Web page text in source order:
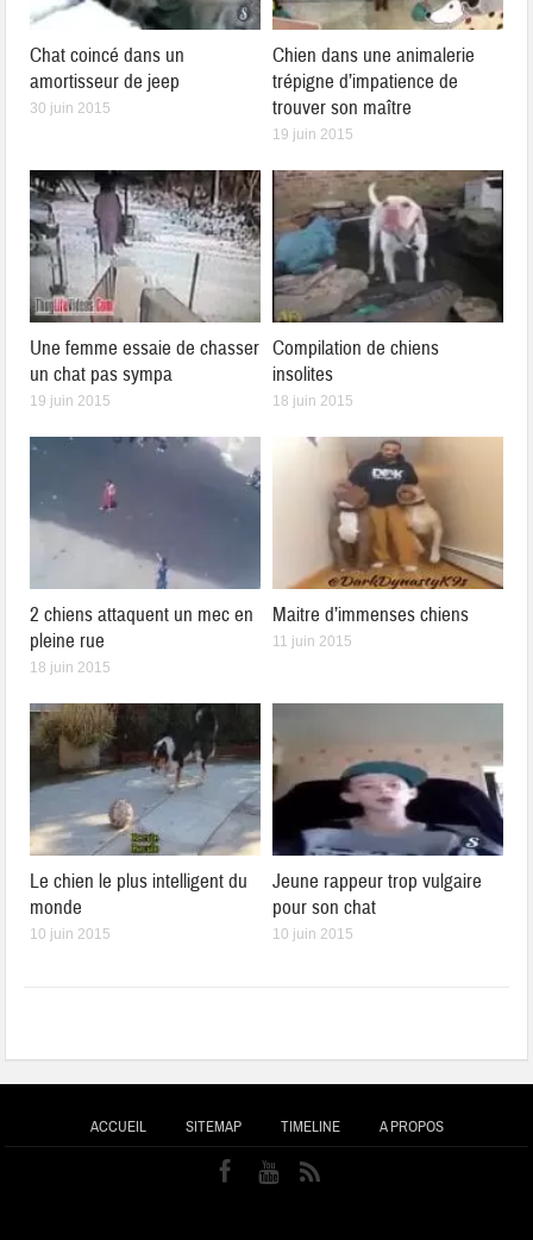
Chat coincé dans un
amortisseur de jeep
30 juin 2015
Chien dans une animalerie
trépigne d’impatience de
trouver son maître
19 juin 2015
Une femme essaie de chasser
un chat pas sympa
19 juin 2015
Compilation de chiens
insolites
18 juin 2015
2 chiens attaquent un mec en
pleine rue
18 juin 2015
Maitre d’immenses chiens
11 juin 2015
Le chien le plus intelligent du
monde
10 juin 2015
Jeune rappeur trop vulgaire
pour son chat
10 juin 2015
ACCUEIL SITEMAP TIMELINE A PROPOS